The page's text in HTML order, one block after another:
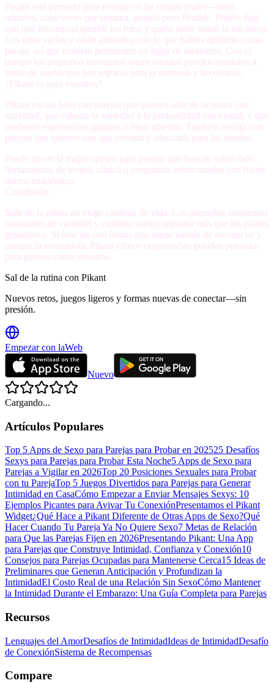
Pikant está pensado para encajar en las rutinas reales—unos
minutos, unas veces por semana, guiado pero flexible. Podéis fijar
con qué frecuencia queréis los retos y quién suele tomar la iniciativa.
Los retos varían y están alineados con lo que habéis definido como
pareja, así que resultan pertinentes en lugar de aleatorios. Con el
tiempo los pequeños momentos intencionados pueden ayudaros a
sentir de nuevo que hay espacio para la sorpresa y la cercanía.
¿Pikant es para vosotros?
Pikant encaja bien con parejas que quieren salir de la rutina con
suavidad, que valoran la variedad y la profundidad emocional, y que
prefieren experiencias guiadas a listas abiertas. También encaja con
parejas que quieren una app privada y adecuada para las tiendas.
Puede no ser la mejor opción para parejas que buscan sobre todo
herramientas de terapia clínica o programas estructurados con fuerte
marco terapéutico.
Conclusión
Salir de la rutina no exige cambiar de vida. Los pequeños momentos
constantes de variedad y cuidado suelen importar más que los planes
grandiosos. Si buscáis una forma más intencionada de reconectar y
romper la monotonía, Pikant ofrece experiencias guiadas pensadas
para parejas como vosotros.
Sal de la rutina con Pikant
Nuevos retos, juegos ligeros y formas nuevas de conectar—sin
presión.
Empezar con laWeb
Nuevo
Cargando...
Artículos Populares
Top 5 Apps de Sexo para Parejas para Probar en 202525 Desafíos
Sexys para Parejas para Probar Esta Noche5 Apps de Sexo para
Parejas a Vigilar en 2026Top 20 Posiciones Sexuales para Probar
con tu ParejaTop 5 Juegos Divertidos para Parejas para Generar
Intimidad en CasaCómo Empezar a Enviar Mensajes Sexys: 10
Ejemplos Picantes para Avivar Tu ConexiónPresentamos el Pikant
Widget¿Qué Hace a Pikant Diferente de Otras Apps de Sexo?Qué
Hacer Cuando Tu Pareja Ya No Quiere Sexo7 Metas de Relación
para Que las Parejas Fijen en 2026Presentando Pikant: Una App
para Parejas que Construye Intimidad, Confianza y Conexión10
Consejos para Parejas Ocupadas para Mantenerse Cerca15 Ideas de
Preliminares que Generan Anticipación y Profundizan la
IntimidadEl Costo Real de una Relación Sin SexoCómo Mantener
la Intimidad Durante el Embarazo: Una Guía Completa para Parejas
Recursos
Lenguajes del AmorDesafíos de IntimidadIdeas de IntimidadDesafío
de ConexiónSistema de Recompensas
Compare